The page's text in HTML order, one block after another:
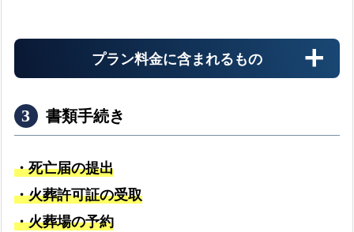
expand_more介護施設へのお迎え
警察署
expand_more警察署へのお迎え
プラン料金に含まれるもの
書類手続き
・死亡届の提出
・火葬許可証の受取
・火葬場の予約